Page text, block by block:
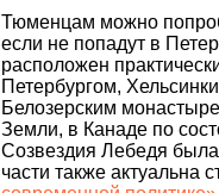
Тюменцам можно
если не попадут в
расположен
Петербургом,
Белозерским
Земли, в Канаде по
Созвездия Лебедя
части также актуальна